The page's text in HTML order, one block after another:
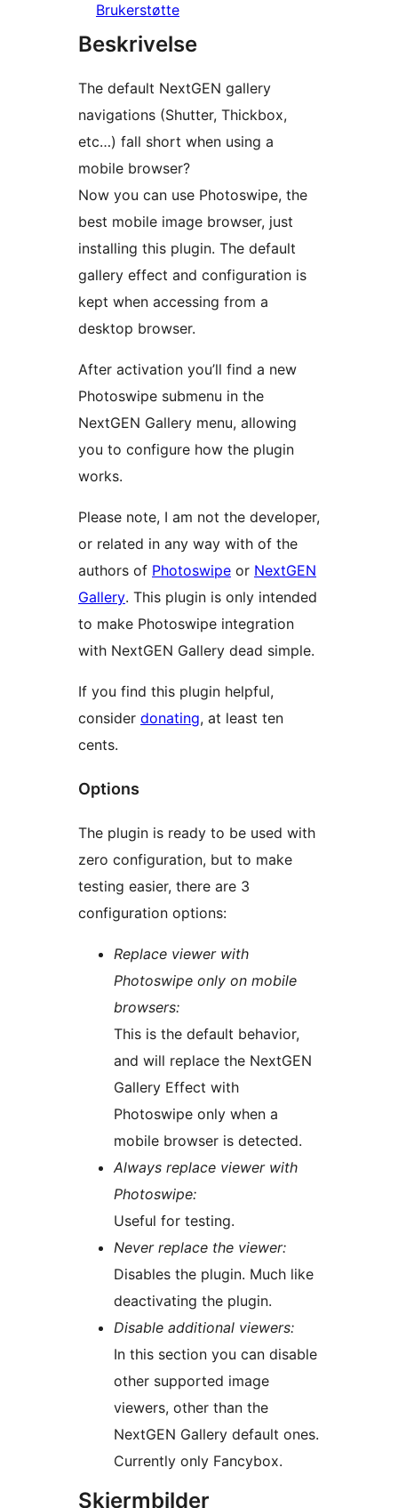
Brukerstøtte
Beskrivelse
The default NextGEN gallery
navigations (Shutter, Thickbox,
etc…) fall short when using a
mobile browser?
Now you can use Photoswipe, the
best mobile image browser, just
installing this plugin. The default
gallery effect and configuration is
kept when accessing from a
desktop browser.
After activation you’ll find a new
Photoswipe submenu in the
NextGEN Gallery menu, allowing
you to configure how the plugin
works.
Please note, I am not the developer,
or related in any way with of the
authors of Photoswipe or NextGEN
Gallery. This plugin is only intended
to make Photoswipe integration
with NextGEN Gallery dead simple.
If you find this plugin helpful,
consider donating, at least ten
cents.
Options
The plugin is ready to be used with
zero configuration, but to make
testing easier, there are 3
configuration options:
Replace viewer with
Photoswipe only on mobile
browsers:
This is the default behavior,
and will replace the NextGEN
Gallery Effect with
Photoswipe only when a
mobile browser is detected.
Always replace viewer with
Photoswipe:
Useful for testing.
Never replace the viewer:
Disables the plugin. Much like
deactivating the plugin.
Disable additional viewers:
In this section you can disable
other supported image
viewers, other than the
NextGEN Gallery default ones.
Currently only Fancybox.
Skjermbilder